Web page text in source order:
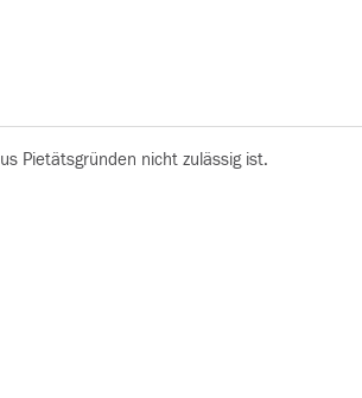
Pietätsgründen nicht zulässig ist.